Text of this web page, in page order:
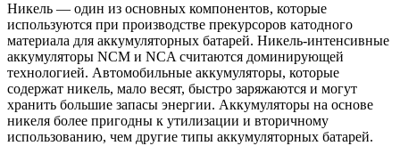
Никель — один из основных компонентов, которые
используются при производстве прекурсоров катодного
материала для аккумуляторных батарей. Никель-интенсивные
аккумуляторы NCM и NCA считаются доминирующей
технологией. Автомобильные аккумуляторы, которые
содержат никель, мало весят, быстро заряжаются и могут
хранить большие запасы энергии. Аккумуляторы на основе
никеля более пригодны к утилизации и вторичному
использованию, чем другие типы аккумуляторных батарей.